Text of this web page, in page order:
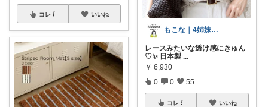
コレ いいね
もこな｜4姉妹ママ×子供のも×家事ラク
レースみたいな透け感にきゅん
♡✨ 日本製 ...
￥ 6,930
0 0 55
コレ いいね